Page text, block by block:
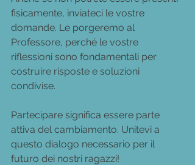
fisicamente, inviateci le vostre
domande. Le porgeremo al
Professore, perché le vostre
riflessioni sono fondamentali per
costruire risposte e soluzioni
condivise.
Partecipare significa essere parte
attiva del cambiamento. Unitevi a
questo dialogo necessario per il
futuro dei nostri ragazzi!